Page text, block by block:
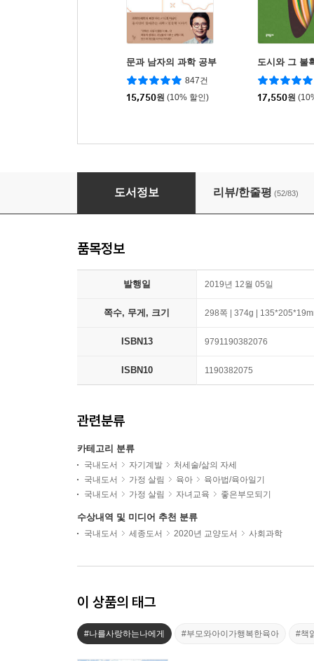
문과 남자의 과학 공부
847건
15,750원 (10% 할인)
도시와 그 불
17,550원
엄마의 20년
도서정보 리뷰/한줄평 (52/83)
품목정보
발행일 2019년 12월 05일
쪽수, 무게, 크기 298쪽 | 374g |
ISBN13 9791190382076
ISBN10 1190382075
관련분류
카테고리 분류
국내도서 자기계발
처세술/삶의 자세
국내도서
가정 살림 육아
육아법/육아일기
국내도서
가정 살림 자녀교육 좋은부모되기
수상내역 및 미디어 추천 분류
국내도서 세종도서 2020년 교양도서 사회과학
이 상품의 태그
#나를사랑하는나에게 #부모와아이가행복한육아 #책